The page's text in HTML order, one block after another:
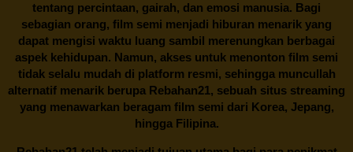
tentang percintaan, gairah, dan emosi manusia. Bagi
sebagian orang, film semi menjadi hiburan menarik yang
dapat mengisi waktu luang sambil merenungkan berbagai
aspek kehidupan. Namun, akses untuk menonton film semi
tidak selalu mudah di platform resmi, sehingga muncullah
alternatif menarik berupa Rebahan21, sebuah situs streaming
yang menawarkan beragam film semi dari Korea, Jepang,
hingga Filipina.